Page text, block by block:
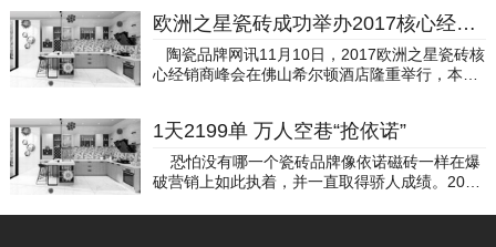
▲无需工具，拆卸简便快捷免工具快速拆卸，雅
铂丽HQ豪华抽帮滑轨安装拆卸方便快捷，整个抽
屉免工具快速拆卸，且搭配了分隔收纳系统，存
贮井然有序。▲三维调节PURE-PRO雅铂丽HQ
您抽屉各式各类的门板款式。产品展示
新开门店市场平均培育期在2年左右。能够在正
常培育周期里实现盈利的门店已属非常难得，开
业就能盈利的门店，放眼全国甚至哪怕放到行业
最风光的几年前，也同样是凤毛麟角。从试营业
乡大唐合盛瓷砖给业界带来的又一惊喜。那么，
湘乡大唐合盛瓷砖是如何实现开业即盈利的呢？
▲湘乡大唐合盛瓷砖开业现场▲左：湘乡大唐合
盛瓷砖营销中心总经理欧阳勇致辞；中：大唐合
致辞。总部人员实地带队帮扶为提升终端店面影
设推荐品牌”称号。此次活动由陶瓷工业协会营销
分会主办、陶瓷品牌网承办，秉承专业、开放的
理念，坚持自愿、公开、公平、公正的原则，以
网友提名、推荐、企业自荐和协会推荐的方式进
和互动性的年度行业评选盛典。据悉，共有100
多个陶瓷卫浴品牌参与奖项评选角逐，共同接受
广大消费者和专家评审团的检阅。 德田陶瓷多年
来不断创新，专注产品研发，以“高颜值，高品
欧洲之星瓷砖成功举办2017核心经销商峰会
陶瓷品牌网讯11月10日，2017欧洲之星瓷砖核
心经销商峰会在佛山希尔顿酒店隆重举行，本次
荣等领导、陶瓷行业的主流媒体代表以及来自全
国各地的经销商朋友们出席了本次盛会。 新中
源建材有限公司副总经理欧书军代表集团公司致
辞，发表《新时代的建陶情》的主题演讲。欧总
深入剖析了新时代的行业变革，指出新一年公司
1天2199单 万人空巷“抢依诺”
恐怕没有哪一个瓷砖品牌像依诺磁砖一样在爆
破营销上如此执着，并一直取得骄人成绩。2015